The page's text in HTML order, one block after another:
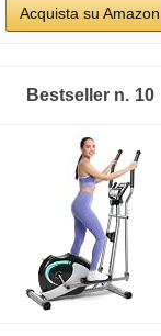
Acquista su Amazon
10